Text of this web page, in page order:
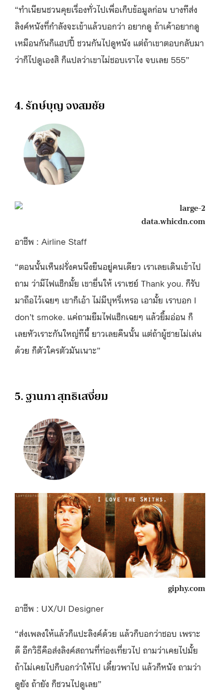
“ทำเนียนชวนคุยเรื่องทั่วไปเพื่อเก็บข้อมูลก่อน บางทีส่ง
ลิงค์หนังที่กำลังจะเข้าแล้วบอกว่า อยากดู ถ้าเค้าอยากดู
เหมือนกันก็แฮปปี้ ชวนกันไปดูหนัง แต่ถ้าเขาตอบกลับมา
ว่าก็ไปดูเองสิ ก็แปลว่าเขาไม่ชอบเราไง จบเลย 555”
4. รักษ์บุญ จงสมชัย
data.whicdn.com
อาชีพ : Airline Staff
“ตอนนั้นเห็นฝรั่งคนนึงยืนอยู่คนเดียว เราเลยเดินเข้าไป
ถาม ว่ามีไฟแช็กมั้ย เขายื่นให้ เราเซย์ Thank you. ก็รับ
มาถือไว้เฉยๆ เขาก็เอ้า ไม่มีบุหรี่เหรอ เอามั้ย เราบอก I
don’t smoke. แค่ถามยืมไฟแช็กเฉยๆ แล้วยิ้มอ่อน ก็
เลยหัวเราะกันใหญ่ทีนี้ ยาวเลยคืนนั้น แต่ถ้าผู้ชายไม่เล่น
ด้วย ก็ตัวใครตัวมันเนาะ”
5. ฐานภา สุทธิเสงี่ยม
giphy.com
อาชีพ : UX/UI Designer
“ส่งเพลงให้แล้วก็แปะลิงค์ด้วย แล้วก็บอกว่าชอบ เพราะ
ดี อีกวิธีคือส่งลิงค์สถานที่ท่องเที่ยวไป ถามว่าเคยไปมั้ย
ถ้าไม่เคยไปก็บอกว่าให้ไป เดี๋ยวพาไป แล้วก็หนัง ถามว่า
ดูยัง ถ้ายัง ก็ชวนไปดูเลย”